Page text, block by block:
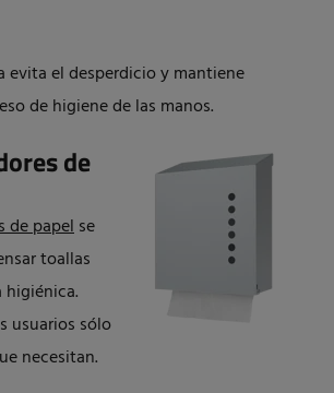
evita el desperdicio y mantiene
de higiene de las manos.
de
de papelse
toallas
higiénica.
usuarios sólo
necesitan.